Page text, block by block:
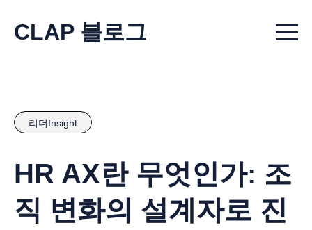
CLAP 블로그 Menu
리더Insight
HR AX란 무엇인가: 조
직 변화의 설계자로 진